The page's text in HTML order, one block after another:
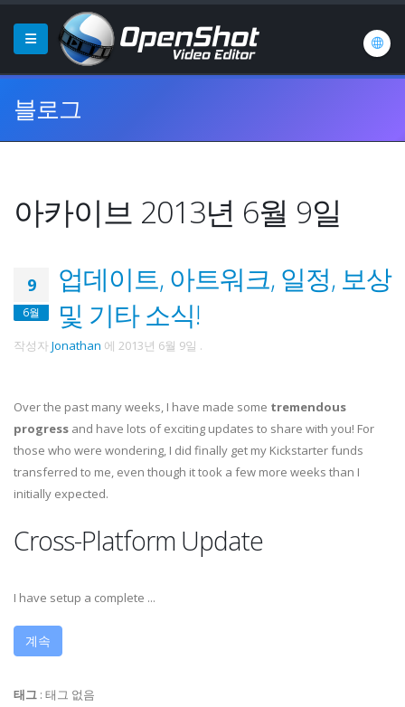
블로그
아카이브 2013년 6월 9일
9
6월
업데이트, 아트워크, 일정, 보상
및 기타 소식!
작성자Jonathan 에 2013년 6월 9일 .
Over the past many weeks, I have made some tremendous
progress and have lots of exciting updates to share with you! For
those who were wondering, I did finally get my Kickstarter funds
transferred to me, even though it took a few more weeks than I
initially expected.
Cross-Platform Update
I have setup a complete ...
계속
태그 : 태그 없음